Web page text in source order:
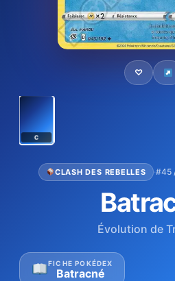
♡
C
CLASH DES REBELLES ·#45
Évolution de
FICHE POKÉDEX
Batracné